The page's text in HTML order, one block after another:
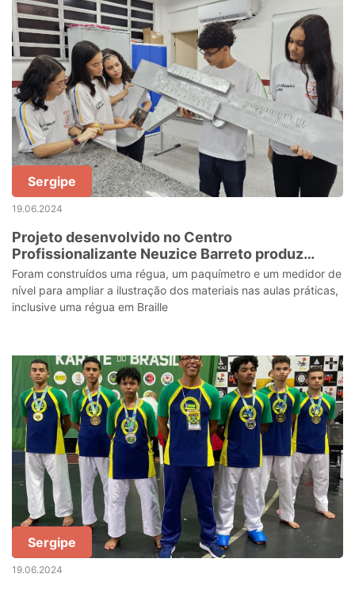
Sergipe
19.06.2024
Projeto desenvolvido no Centro
Profissionalizante Neuzice Barreto produz
instrumentos de medida em escala ampliada
Foram construídos uma régua, um paquímetro e um medidor de
nível para ampliar a ilustração dos materiais nas aulas práticas,
inclusive uma régua em Braille
Sergipe
19.06.2024